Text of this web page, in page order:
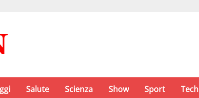
Salute Scienza Show Sport Tech